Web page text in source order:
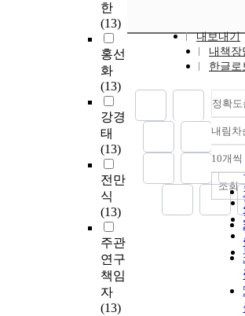
한
(13)
홍선
화
(13)
강경
태
(13)
전만
식
(13)
주관
연구
책임
자
(13)
내보내기
내책장
한글로
정확도
내림차
10개씩
조회